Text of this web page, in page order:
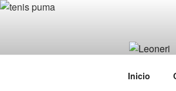
Ir
Inicio